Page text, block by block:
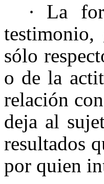
·
La
testimonio,
sólo
o de la
relación
deja al
resultados
por quien